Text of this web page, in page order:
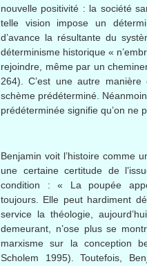
nouvelle positivité : la société
telle vision impose un
d’avance la résultante du
déterminisme historique «
rejoindre
mêmepar un
264).C’est une autre manière
schème prédéterminé
prédéterminée signifie qu’on ne
Benjaminvoit l’histoire comme
une certainecertitude de
condition : « La poupée
toujours . Elle peut hardiment
service la théologie
aujourd’hui
demeurant
n’oseplus se
marxisme sur la conception
Scholem 1995).Toutefois ,